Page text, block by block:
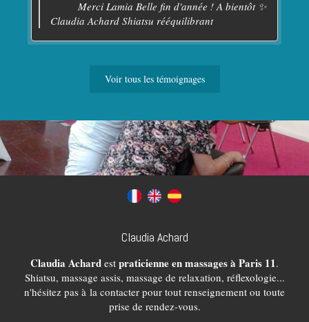
Merci Lamia Belle fin d'année ! A bientôt ✨
Claudia Achard Shiatsu rééquilibrant
Voir tous les témoignages
Claudia Achard
Claudia Achard est praticienne en massages à Paris 11.
Shiatsu, massage assis, massage de relaxation, réflexologie...
n'hésitez pas à la contacter pour tout renseignement ou toute
prise de rendez-vous.